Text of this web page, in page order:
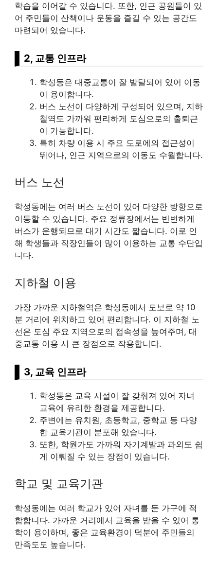
학습을 이어갈 수 있습니다. 또한, 인근 공원들이 있
어 주민들이 산책이나 운동을 즐길 수 있는 공간도
마련되어 있습니다.
2, 교통 인프라
학성동은 대중교통이 잘 발달되어 있어 이동
이 용이합니다.
버스 노선이 다양하게 구성되어 있으며, 지하
철역도 가까워 편리하게 도심으로의 출퇴근
이 가능합니다.
특히 차량 이용 시 주요 도로에의 접근성이
뛰어나, 인근 지역으로의 이동도 수월합니다.
버스 노선
학성동에는 여러 버스 노선이 있어 다양한 방향으로
이동할 수 있습니다. 주요 정류장에서는 빈번하게
버스가 운행되므로 대기 시간도 짧습니다. 이로 인
해 학생들과 직장인들이 많이 이용하는 교통 수단입
니다.
지하철 이용
가장 가까운 지하철역은 학성동에서 도보로 약 10
분 거리에 위치하고 있어 편리합니다. 이 지하철 노
선은 도심 주요 지역으로의 접속성을 높여주며, 대
중교통 이용 시 큰 장점으로 작용합니다.
3, 교육 인프라
학성동은 교육 시설이 잘 갖춰져 있어 자녀
교육에 유리한 환경을 제공합니다.
주변에는 유치원, 초등학교, 중학교 등 다양
한 교육기관이 분포해 있습니다.
또한, 학원가도 가까워 자기계발과 과외도 쉽
게 이뤄질 수 있는 장점이 있습니다.
학교 및 교육기관
학성동에는 여러 학교가 있어 자녀를 둔 가구에 적
합합니다. 가까운 거리에서 교육을 받을 수 있어 통
학이 용이하며, 좋은 교육환경이 덕분에 주민들의
만족도도 높습니다.